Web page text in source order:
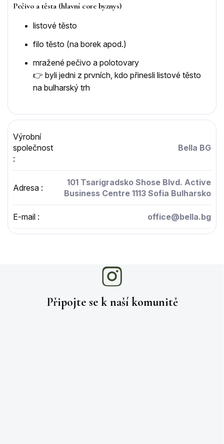
Pečivo a těsta (hlavní core byznys)
listové těsto
filo těsto (na borek apod.)
mražené pečivo a polotovary
👉 byli jedni z prvních, kdo přinesli listové těsto
na bulharský trh
Výrobní
společnost
:
Bella BG
Adresa :
101 Tsarigradsko Shose Blvd. Active
Business Centre 1113 Sofia Bulharsko
E-mail : office@bella.bg
Připojte se k naší komunitě